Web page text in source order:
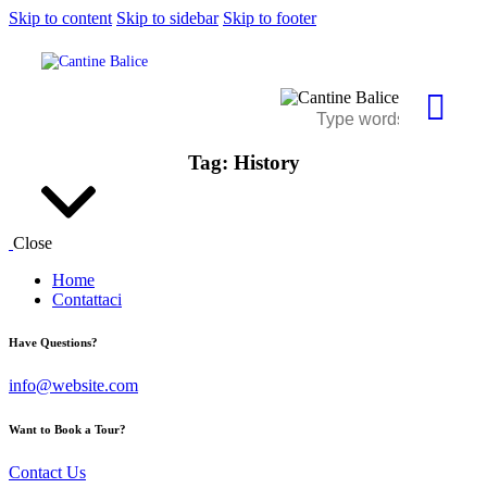
Skip to content Skip to sidebar Skip to footer
Tag: History
Close
Home
Contattaci
Have Questions?
info@website.com
Want to Book a Tour?
Contact Us